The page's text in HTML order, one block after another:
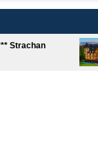
Strachan